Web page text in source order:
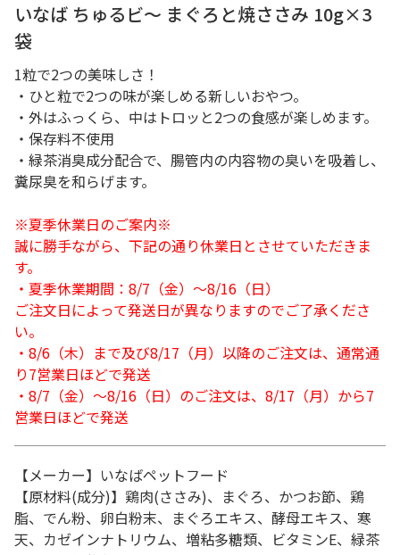
いなば ちゅるビ～ まぐろと焼ささみ 10g×3
袋
1粒で2つの美味しさ！
・ひと粒で2つの味が楽しめる新しいおやつ。
・外はふっくら、中はトロッと2つの食感が楽しめます。
・保存料不使用
・緑茶消臭成分配合で、腸管内の内容物の臭いを吸着し、
糞尿臭を和らげます。
※夏季休業日のご案内※
誠に勝手ながら、下記の通り休業日とさせていただきま
す。
・夏季休業期間：8/7（金）～8/16（日）
ご注文日によって発送日が異なりますのでご了承くださ
い。
・8/6（木）まで及び8/17（月）以降のご注文は、通常通
り7営業日ほどで発送
・8/7（金）～8/16（日）のご注文は、8/17（月）から7
営業日ほどで発送
【メーカー】いなばペットフード
【原材料(成分)】鶏肉(ささみ)、まぐろ、かつお節、鶏
脂、でん粉、卵白粉末、まぐろエキス、酵母エキス、寒
天、カゼインナトリウム、増粘多糖類、ビタミンE、緑茶